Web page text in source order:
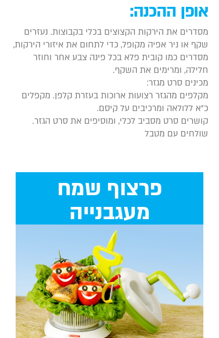
ההכנה:
את הירקות הקצוצים בכלי בקבוצות. נעזרים
או ניר אפיה מקופל, כדי לתחום את איזורי הירקות,
כמו קובית פלא בכל פינה צבע אחר וחוזר
ומרימים את השקף.
סרט מגזר:
מהגזר רצועות ארוכות בעזרת קלפן. מקפלים
ללולאה ומרכיבים על קיסם.
סרט מסביב לכלי, ומוסיפים את סרט הגזר.
עם מטבל
פרצוף שמח
מעגבנייה